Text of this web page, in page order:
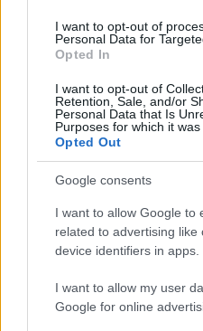
I want to opt-out of
Personal Data for
Opted In
I want to opt-out of
Retention, Sale, and/or
Personal Data that Is
Purposes for which it was
Opted Out
Google consents
I want to allow Google to
related to advertising like
device identifiers in apps.
I want to allow my user
Google for online
Όροι Χρήσης
. Το site
Πολιτική Απορρήτου&Όροι